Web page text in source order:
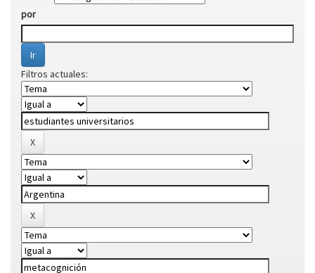
por
Filtros actuales: